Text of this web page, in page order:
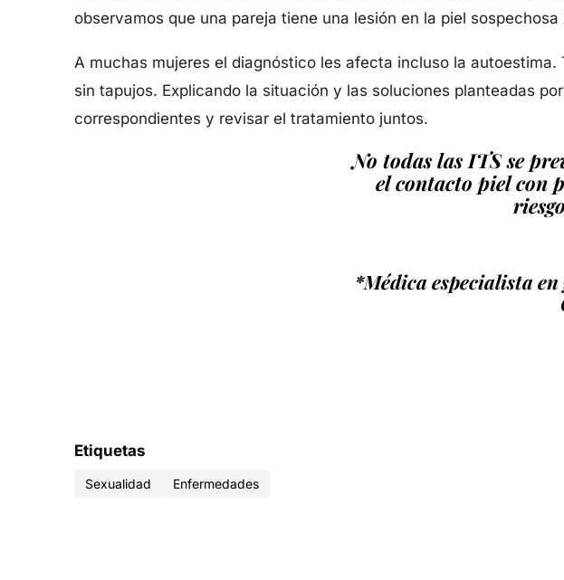
observamos que una pareja tiene una lesión en la piel
A muchas mujeres el diagnóstico les afecta incluso la
sin tapujos. Explicando la situación y las soluciones planteadas
correspondientes y revisar el tratamiento juntos.
No todas las ITS se
el contacto piel con
*Médica especialista
Etiquetas
Sexualidad Enfermedades